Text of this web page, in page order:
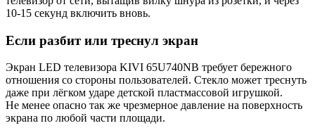
10-15 секунд включить вновь.
Если разбит или треснул экран
Экран LED телевизора KIVI 65U740NB требует бережного
отношения со стороны пользователей. Стекло может треснуть
даже при лёгком ударе детской пластмассовой игрушкой.
Не менее опасно так же чрезмерное давление на поверхность
экрана по любой части площади.